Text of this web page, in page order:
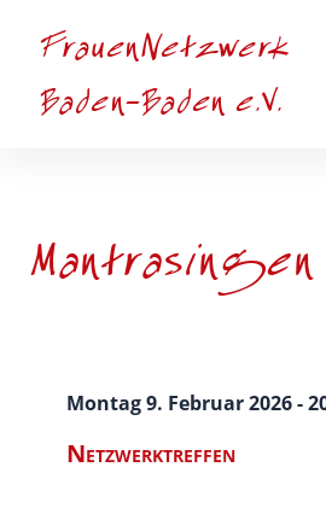
InhaltFrauenNetzwerk
Baden-Baden e.V.
Mantrasingen
Montag 9. Februar 2026 -
Netzwerktreffen